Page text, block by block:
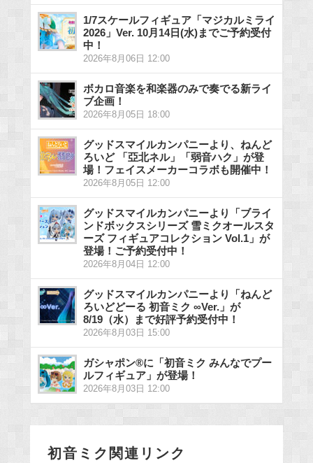
1/7スケールフィギュア「マジカルミライ
2026」Ver. 10月14日(水)までご予約受付
中！
2026年8月06日 12:00
ボカロ音楽を和楽器のみで奏でる新ライ
ブ企画！
2026年8月05日 18:00
グッドスマイルカンパニーより、ねんど
ろいど 「亞北ネル」「弱音ハク」が登
場！フェイスメーカーコラボも開催中！
2026年8月05日 12:00
グッドスマイルカンパニーより「ブライ
ンドボックスシリーズ 雪ミクオールスタ
ーズ フィギュアコレクション Vol.1」が
登場！ご予約受付中！
2026年8月04日 12:00
グッドスマイルカンパニーより「ねんど
ろいどどーる 初音ミク ∞Ver.」が
8/19（水）まで好評予約受付中！
2026年8月03日 15:00
ガシャポン®に「初音ミク みんなでプー
ルフィギュア」が登場！
2026年8月03日 12:00
初音ミク関連リンク